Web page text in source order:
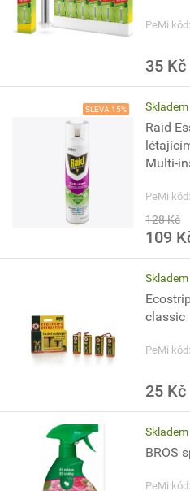
PeMi
35 Kč
SLEVA 15% Skladem
Raid
Multi-
PeMi
128 Kč
109
Skladem
classic
PeMi
25 Kč
Skladem
BROS
PeMi